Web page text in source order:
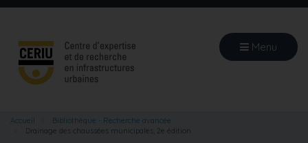
Aller
principal
Menu
Accueil
Bibliothèque - Recherche avancée
Drainage des chaussées municipales, 2e édition